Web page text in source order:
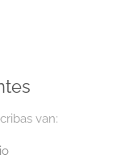
van: